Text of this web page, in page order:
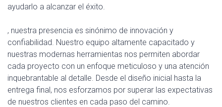
ayudarlo a alcanzar el éxito.
, nuestra presencia es sinónimo de innovación y
confiabilidad. Nuestro equipo altamente capacitado y
nuestras modernas herramientas nos permiten abordar
cada proyecto con un enfoque meticuloso y una atención
inquebrantable al detalle. Desde el diseño inicial hasta la
entrega final, nos esforzamos por superar las expectativas
de nuestros clientes en cada paso del camino.